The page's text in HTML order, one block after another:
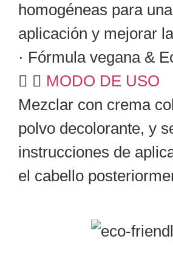
homogéneas para
aplicación y mejorar
· Fórmula vegana &
MODO DE USO
Mezclar con crema
polvo decolorante, y
instrucciones de
el cabello